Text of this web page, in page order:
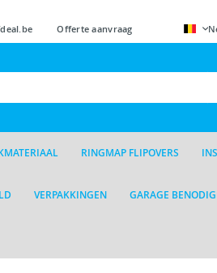
Offerte aanvraagGa
naar
inhoud
TAAL
RINGMAP FLIPOVERS
VERPAKKINGEN GARAGE